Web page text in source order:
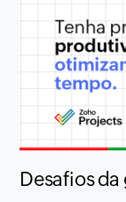
Desafios da